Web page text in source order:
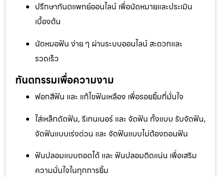
ปรึกษาทันตแพทย์ออนไลน์ เพื่อนัดหมายและประเมิน
เบื้องต้น
นัดหมอฟัน ง่าย ๆ ผ่านระบบออนไลน์ สะดวกและ
รวดเร็ว
ทันตกรรมเพื่อความงาม
ฟอกสีฟัน และ แก้ไขฟันเหลือง เพื่อรอยยิ้มที่มั่นใจ
ใส่เหล็กดัดฟัน, รีเทนเนอร์ และ จัดฟัน ทั้งแบบ รับจัดฟัน,
จัดฟันแบบเร่งด่วน และ จัดฟันแบบไม่ต้องถอนฟัน
ฟันปลอมแบบถอดได้ และ ฟันปลอมติดแน่น เพื่อเสริม
ความมั่นใจในทุกการยิ้ม